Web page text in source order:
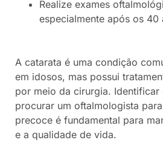
Realize exames
especialmente após os 40
A catarata é uma condição
em idosos, mas possui
por meio da cirurgia. Identificar
procurar um oftalmologista
precoce é fundamental para
e a qualidade de vida.